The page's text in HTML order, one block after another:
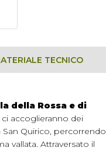
TECNICO
della Rossa e di
ci accoglieranno dei
San Quirico, percorrendo
vallata. Attraversato il